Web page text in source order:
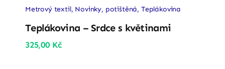
Metrový textil, Novinky, potištěná, Teplákovina
Teplákovina – Srdce s květinami
325,00 Kč